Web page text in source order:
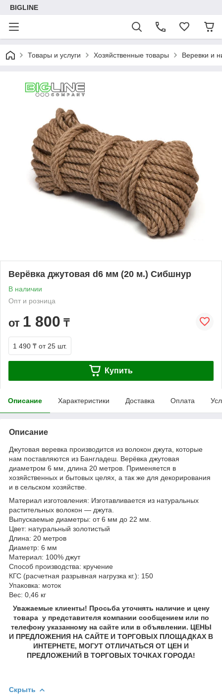
BIGLINE
Товары и услуги Хозяйственные товары Веревки и
Верёвка джутовая d6 мм (20 м.) Сибшнур
В наличии
Опт и розница
от 1 800 ₸
1 490 ₸ от 25 шт.
Купить
Описание Характеристики Доставка Оплата
Описание
Джутовая веревка производится из волокон джута, которые
нам поставляются из Бангладеш. Верёвка джутовая
диаметром 6 мм, длина 20 метров. Применяется в
хозяйственных и бытовых целях, а так же для декорирования
и в сельском хозяйстве.
Материал изготовления: Изготавливается из натуральных
растительных волокон — джута.
Выпускаемые диаметры: от 6 мм до 22 мм.
Цвет: натуральный золотистый
Длина: 20 метров
Диаметр: 6 мм
Материал: 100% джут
Способ производства: кручение
КГС (расчетная разрывная нагрузка кг.): 150
Упаковка: моток
Вес: 0,46 кг
Уважаемые клиенты! Просьба уточнять наличие и цену
товара у представителя компании сообщением или по
телефону указанному на сайте или в объявлении. ЦЕНЫ
И ПРЕДЛОЖЕНИЯ НА САЙТЕ И ТОРГОВЫХ ПЛОЩАДКАХ В
ИНТЕРНЕТЕ, МОГУТ ОТЛИЧАТЬСЯ ОТ ЦЕН И
ПРЕДЛОЖЕНИЙ В ТОРГОВЫХ ТОЧКАХ ГОРОДА!
Скрыть